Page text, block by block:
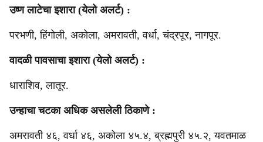
उष्ण लाटेचा इशारा (येलो अलर्ट) :
परभणी, हिंगोली, अकोला, अमरावती, वर्धा, चंद्रपूर, नागपूर.
वादळी पावसाचा इशारा (येलो अलर्ट) :
धाराशिव, लातूर.
उन्हाचा चटका अधिक असलेली ठिकाणे :
अमरावती ४६, वर्धा ४६, अकोला ४५.४, ब्रह्मपुरी ४५.२, ‎यवतमाळ